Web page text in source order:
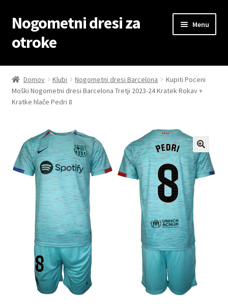
Skip
to
navigation
Skip
to
content
Nogometni dresi za
otroke
Menu
Domov
Blog
Košarica
Moj račun
Trgovina
Zaključek nakupa
Domov Klubi Nogometni dresi Barcelona
Kupiti Poceni
Moški Nogometni dresi Barcelona Tretji 2023-24 Kratek Rokav +
Kratke hlače Pedri 8